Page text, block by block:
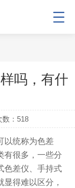
吗，有什
数：518
以统称为色差
有很多，一些分
色差仪、手持式
得难以区分，